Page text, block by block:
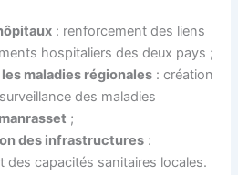
: renforcement des liens
hospitaliers des deux pays ;
maladies régionales : création
des maladies
;
des infrastructures :
des capacités sanitaires locales.